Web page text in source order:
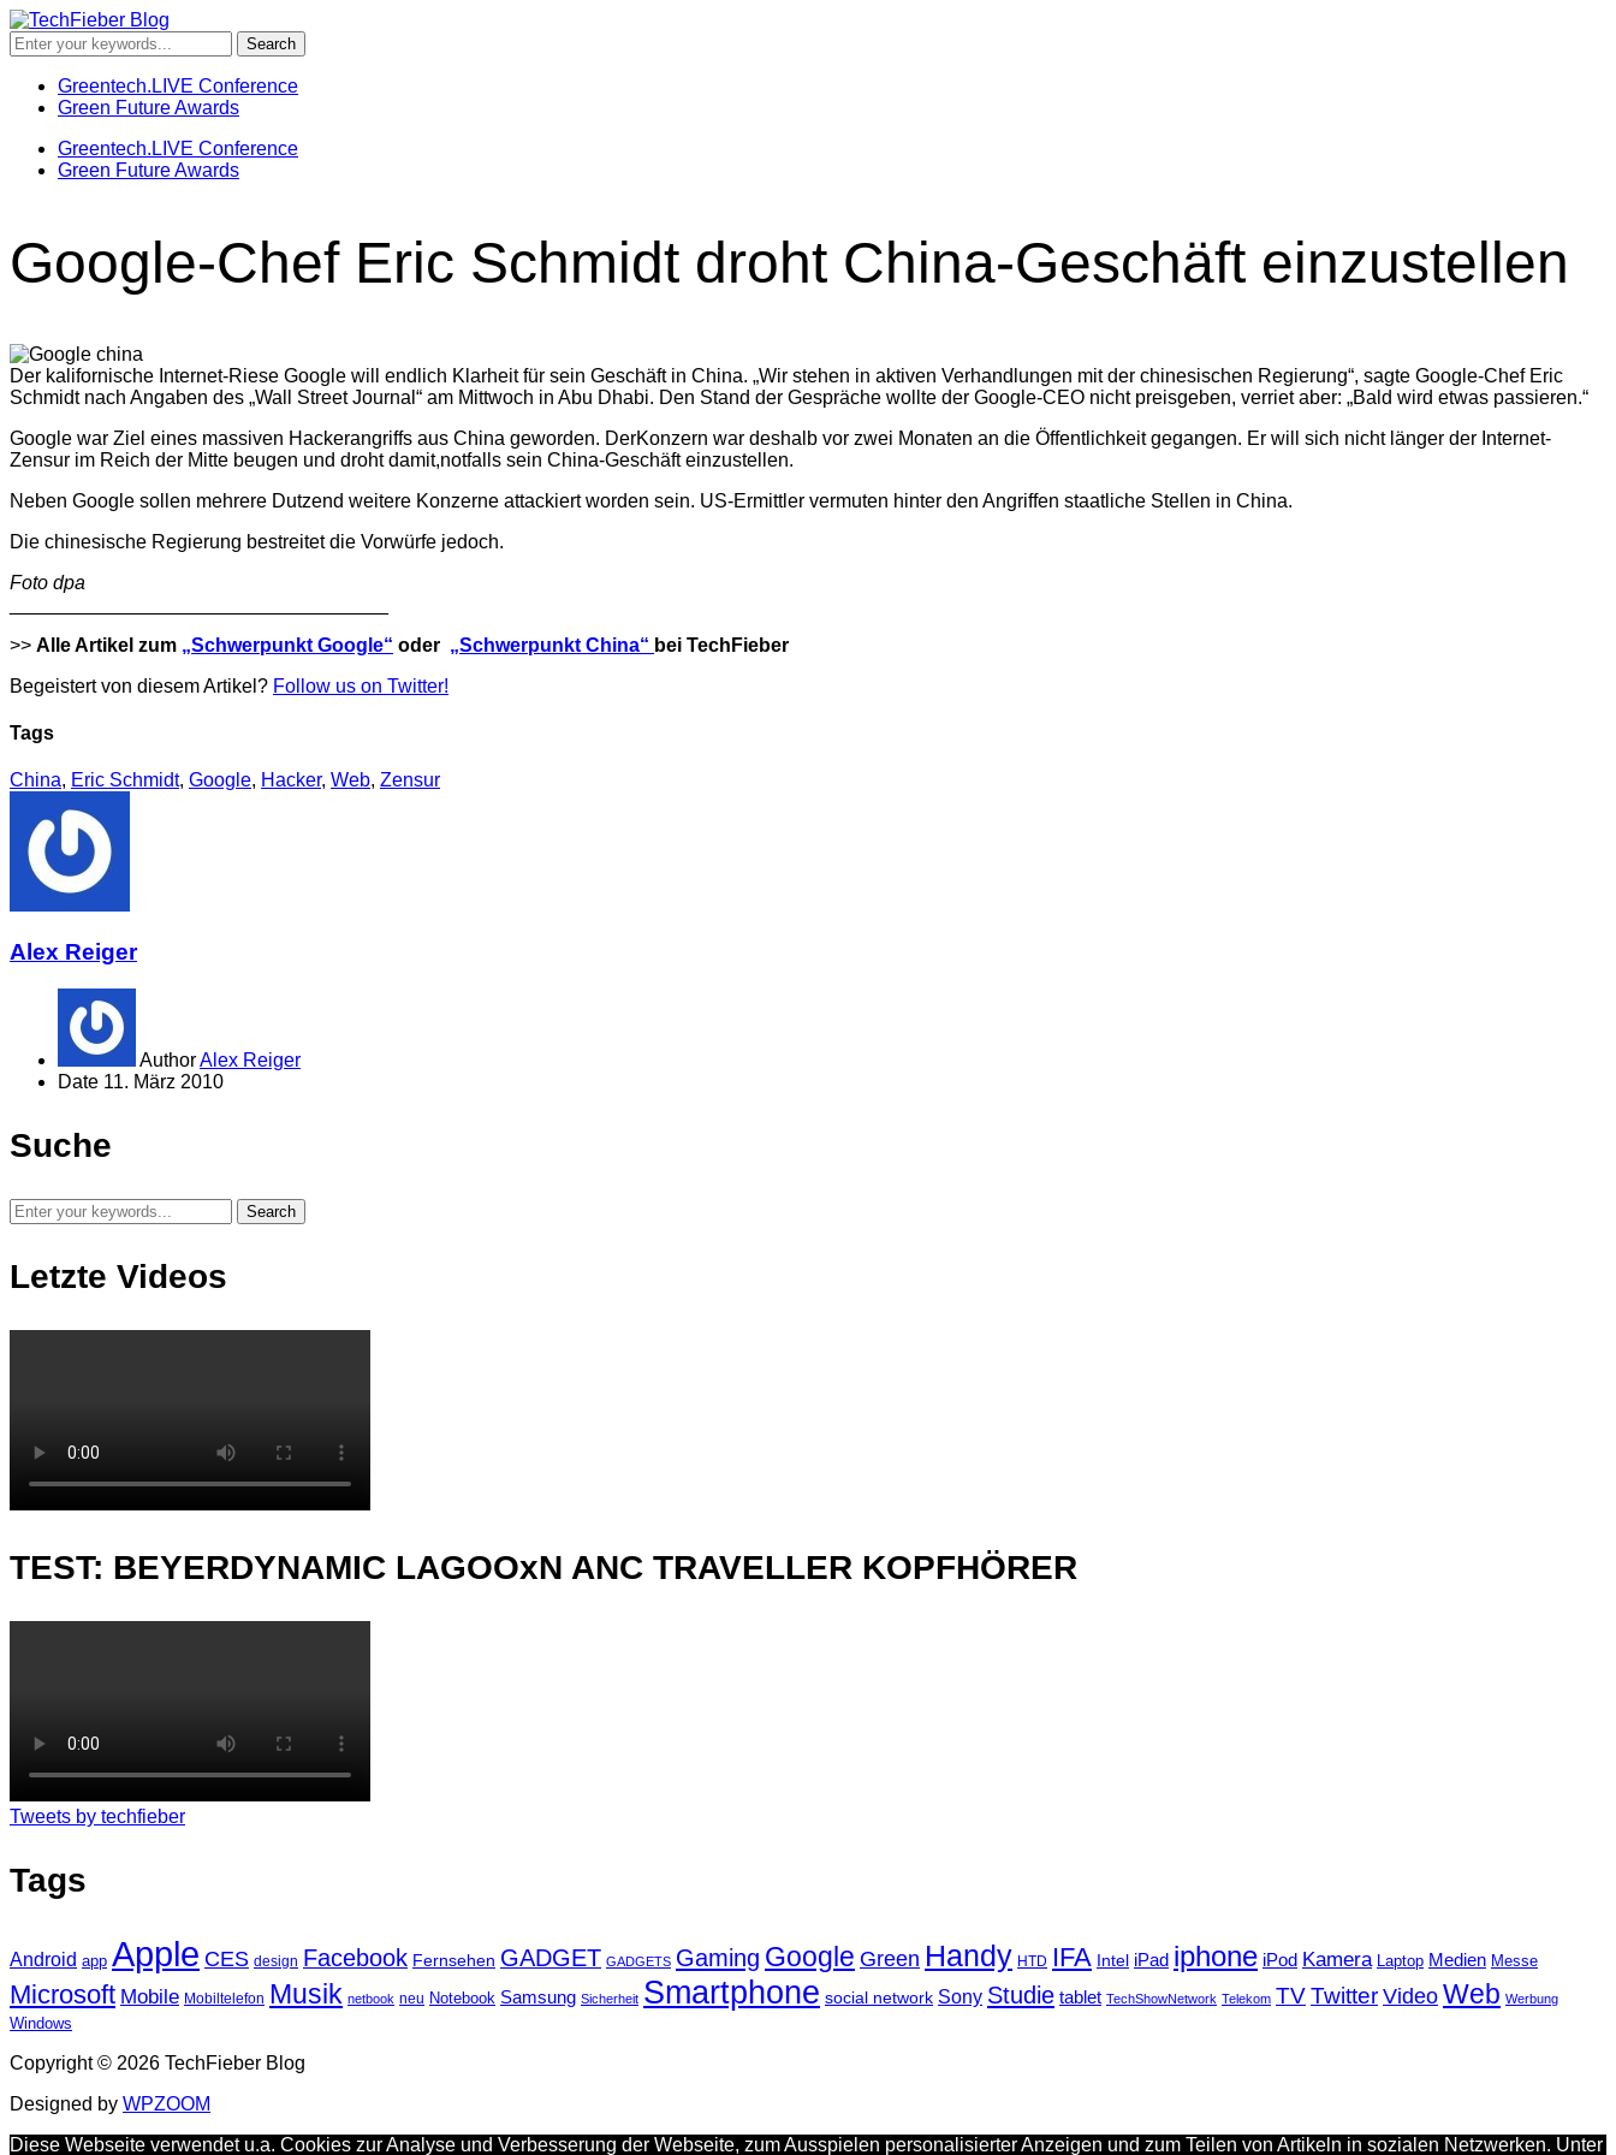
Greentech.LIVE Conference
Green Future Awards
Greentech.LIVE Conference
Green Future Awards
Google-Chef Eric Schmidt droht China-Geschäft einzustellen
Der kalifornische Internet-Riese Google will endlich Klarheit für sein Geschäft in China. „Wir stehen in aktiven Verhandlungen mit der chinesischen Regierung“, sagte Google-Chef Eric
Schmidt nach Angaben des „Wall Street Journal“ am Mittwoch in Abu Dhabi. Den Stand der Gespräche wollte der Google-CEO nicht preisgeben, verriet aber: „Bald wird etwas passieren.“
Google war Ziel eines massiven Hackerangriffs aus China geworden. DerKonzern war deshalb vor zwei Monaten an die Öffentlichkeit gegangen. Er will sich nicht länger der Internet-
Zensur im Reich der Mitte beugen und droht damit,notfalls sein China-Geschäft einzustellen.
Neben Google sollen mehrere Dutzend weitere Konzerne attackiert worden sein. US-Ermittler vermuten hinter den Angriffen staatliche Stellen in China.
Die chinesische Regierung bestreitet die Vorwürfe jedoch.
Foto dpa
>> Alle Artikel zum „Schwerpunkt Google“ oder „Schwerpunkt China“ bei TechFieber
Begeistert von diesem Artikel? Follow us on Twitter!
Tags
China, Eric Schmidt, Google, Hacker, Web, Zensur
Alex Reiger
AuthorAlex Reiger
Date 11. März 2010
Suche
Letzte Videos
TEST: BEYERDYNAMIC LAGOOxN ANC TRAVELLER KOPFHÖRER
Tweets by techfieber
Tags
Android app Apple CES design Facebook Fernsehen GADGET GADGETS Gaming Google Green Handy HTD IFA Intel iPad iphone iPod Kamera Laptop Medien Messe
Microsoft Mobile Mobiltelefon Musik netbook neu Notebook Samsung Sicherheit Smartphone social network Sony Studie tablet TechShowNetwork Telekom TVTwitter Video Web Werbung
Windows
Copyright © 2026 TechFieber Blog
Designed by WPZOOM
Diese Webseite verwendet u.a. Cookies zur Analyse und Verbesserung der Webseite, zum Ausspielen personalisierter Anzeigen und zum Teilen von Artikeln in sozialen Netzwerken. Unter